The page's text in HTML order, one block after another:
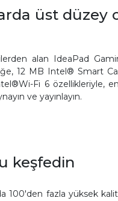
üst
alan IdeaPad
12 MB Intel® Smart
Fi 6 özellikleriyle,
ve yayınlayın.
keşfedin
fazla yüksek